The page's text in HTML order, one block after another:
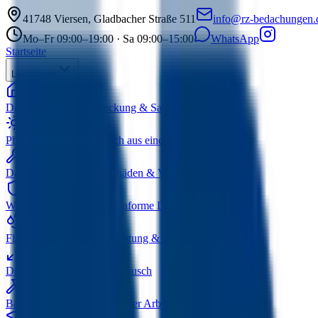
41748 Viersen, Gladbacher Straße 511
info@rz-
Mo–Fr 09:00–19:00 · Sa 09:00–15:00
WhatsApp
Startseite
Leistungen
Dacharbeiten Neueindeckung & Sanierung
Photovoltaik Solar & Dach aus einer Hand
Dachreparaturen Sturmschäden & Verschleiß
Wärmedämmung GEG-konforme Dämmung
Flachdachsanierung Abdichtung & Sanierung
Dachfenster Einbau & Austausch
Bauklempnerei Zink & Kupfer Arbeiten